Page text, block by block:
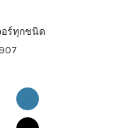
อร์นิเจอร์ทุกชนิด